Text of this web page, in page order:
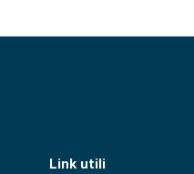
Link utili